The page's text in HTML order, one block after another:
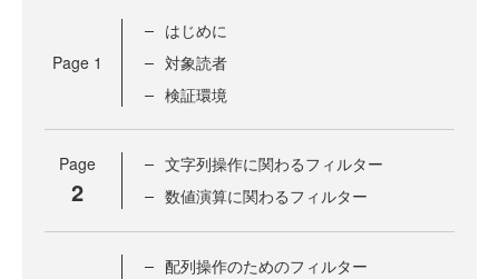
Page 1
はじめに
対象読者
検証環境
Page
2
文字列操作に関わるフィルター
数値演算に関わるフィルター
配列操作のためのフィルター